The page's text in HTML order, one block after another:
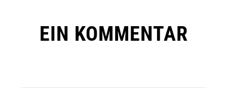
EIN KOMMENTAR